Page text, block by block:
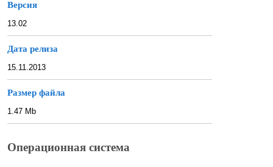
Версия
13.02
Дата релиза
15.11.2013
Размер файла
1.47 Mb
Операционная система